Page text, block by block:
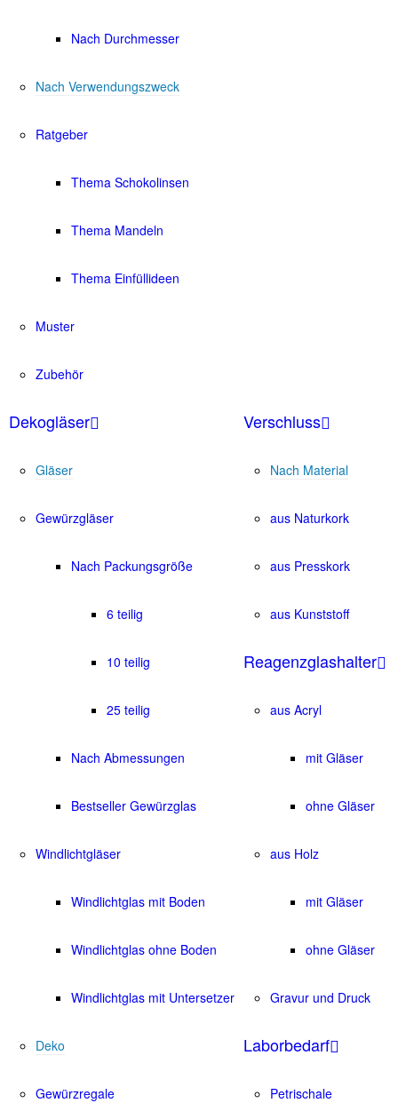
Nach Durchmesser
Nach Verwendungszweck
Ratgeber
Thema Schokolinsen
Thema Mandeln
Thema Einfüllideen
Muster
Zubehör
Dekogläser
Gläser
Gewürzgläser
Nach Packungsgröße
6 teilig
10 teilig
25 teilig
Nach Abmessungen
Bestseller Gewürzglas
Windlichtgläser
Windlichtglas mit Boden
Windlichtglas ohne Boden
Windlichtglas mit Untersetzer
Deko
Gewürzregale
Verschluss
Nach Material
aus Naturkork
aus Presskork
aus Kunststoff
Reagenzglashalter
aus Acryl
mit Gläser
ohne Gläser
aus Holz
mit Gläser
ohne Gläser
Gravur und Druck
Laborbedarf
Petrischale